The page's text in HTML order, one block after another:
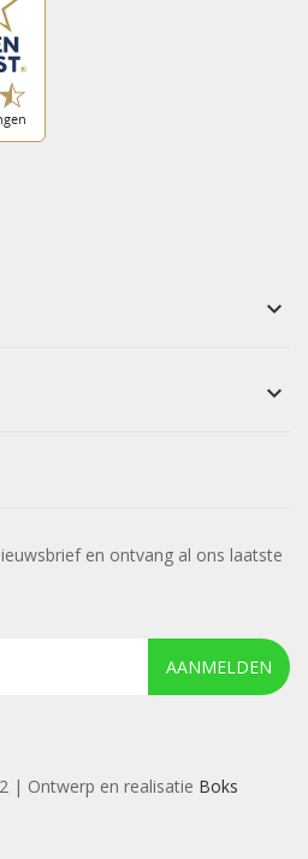
keyboard_arrow_down
keyboard_arrow_down
en ontvang al ons laatste
AANMELDEN
| Ontwerp en realisatie Boks